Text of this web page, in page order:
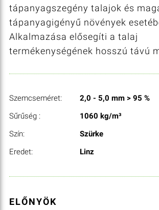
tápanyagszegény talajok és
tápanyagigényű növények
Alkalmazása elősegíti a talaj
termékenységének hosszú távú
Szemcseméret:
2,0 - 5,0 mm > 95 %
Sűrűség :
1060 kg/m³
Szín:
Szürke
Eredet:
Linz
ELŐNYÖK